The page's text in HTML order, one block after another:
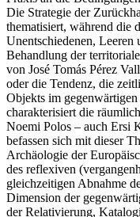
Die Strategie der
thematisiert, während die
Unentschiedenen, Leeren
Behandlung der
von José Tomás Pérez
oder die Tendenz, die
Objekts im
charakterisiert die
Noemi Polos – auch Ersi
befassen sich mit dieser
Archäologie der
des reflexiven
gleichzeitigen Abnahme
Dimension der
der Relativierung,